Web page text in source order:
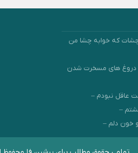
چشات که خوابه چشا من
دروغ‌ های مسخرت شدن
عاقل نبودم –
–
خون دلم –